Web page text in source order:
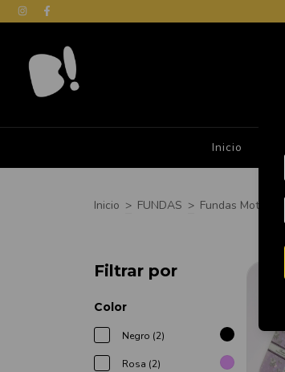
Inicio
Inicio > FUNDAS > Fundas Motorola
Filtrar por
Color
Negro (2)
Rosa (2)